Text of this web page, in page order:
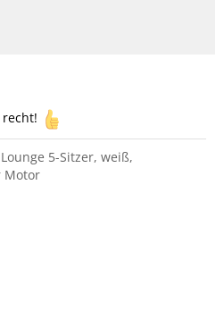
5-Sitzer, weiß,
Motor